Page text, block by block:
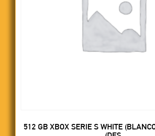
512 GB XBOX SERIE S WHITE